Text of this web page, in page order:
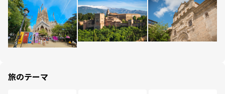
旅のテーマ